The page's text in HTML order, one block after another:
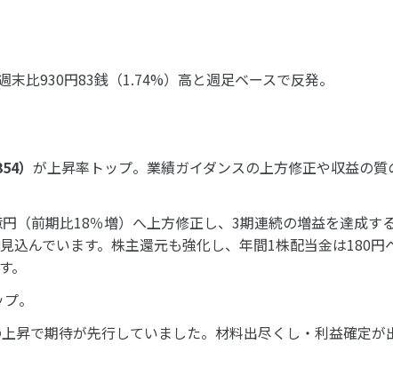
比930円83銭（1.74%）高と週足ベースで反発。
） が上昇率トップ。業績ガイダンスの上方修正や収益の質
（前期比18％増）へ上方修正し、3期連続の増益を達成す
込んでいます。株主還元も強化し、年間1株配当金は180円
。
昇で期待が先行していました。材料出尽くし・利益確定が